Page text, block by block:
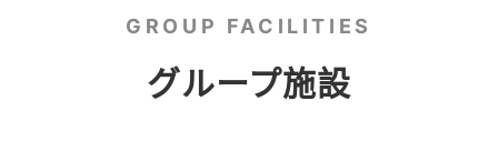
GROUP FACILITIES
グループ施設